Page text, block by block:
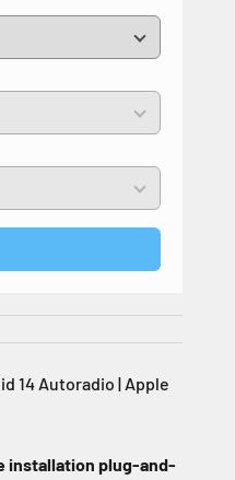
14 Autoradio | Apple
installation plug-and-